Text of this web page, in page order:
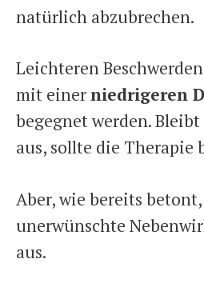
natürlich abzubrechen.
Leichteren
mit einerniedrigeren
begegnet werden.
aus, sollte die Therapie
Aber, wie bereits
unerwünschte
aus.